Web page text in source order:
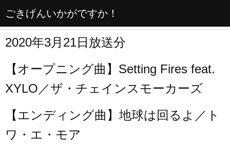
ごきげんいかがですか！
2020年3月21日放送分
【オープニング曲】Setting Fires feat.
XYLO／ザ・チェインスモーカーズ
【エンディング曲】地球は回るよ／ト
ワ・エ・モア